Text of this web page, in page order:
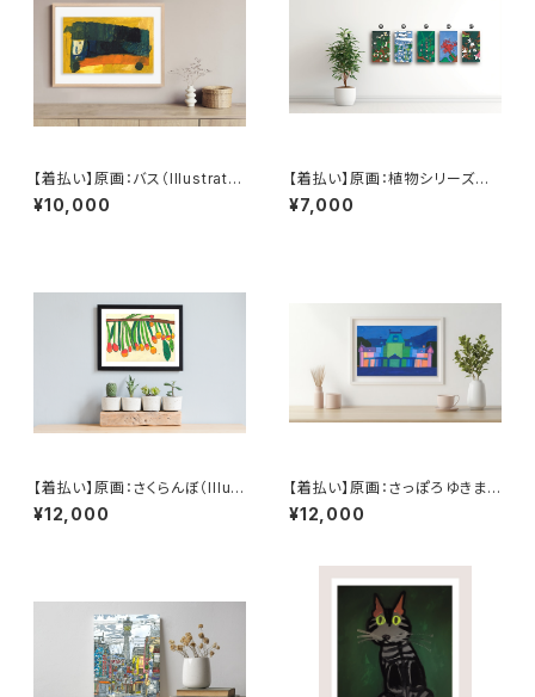
【着払い】原画：バス（Illustrator
後藤裕貴）
¥10,000
【着払い】原画：植物シリーズ❶
（Illustrator 成田紹人）
¥7,000
【着払い】原画：さくらんぼ（Illust
rator 田中楓）
¥12,000
【着払い】原画：さっぽろゆきまつ
り（Illustrator 藤岡龍義）
¥12,000